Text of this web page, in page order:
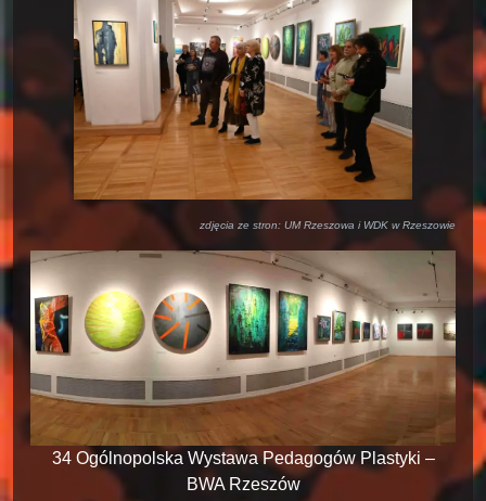
zdjęcia ze stron: UM Rzeszowa i WDK w Rzeszowie
34 Ogólnopolska Wystawa Pedagogów Plastyki –
BWA Rzeszów